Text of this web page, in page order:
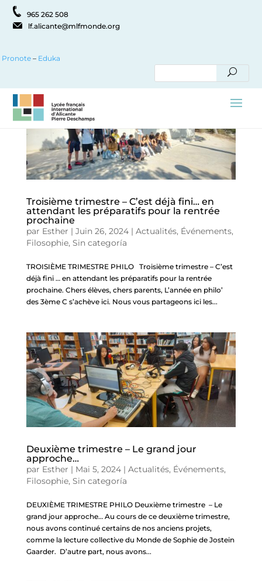
965 262 508
lf.alicante@mlfmonde.org
Pronote – Eduka
Troisième trimestre – C’est déjà fini… en
attendant les préparatifs pour la rentrée
prochaine
par Esther | Juin 26, 2024| Actualités, Événements,
Filosophie, Sin categoría
TROISIÈME TRIMESTRE PHILO Troisième trimestre – C’est
déjà fini … en attendant les préparatifs pour la rentrée
prochaine. Chers élèves, chers parents, L’année en philo’
des 3ème C s’achève ici. Nous vous partageons ici les...
Deuxième trimestre – Le grand jour
approche…
par Esther | Mai 5, 2024| Actualités, Événements,
Filosophie, Sin categoría
DEUXIÈME TRIMESTRE PHILO Deuxième trimestre – Le
grand jour approche… Au cours de ce deuxième trimestre,
nous avons continué certains de nos anciens projets,
comme la lecture collective du Monde de Sophie de Jostein
Gaarder. D’autre part, nous avons...